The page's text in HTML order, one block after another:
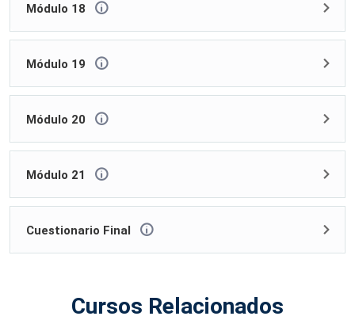
Módulo 18
Módulo 19
Módulo 20
Módulo 21
Cuestionario Final
Cursos Relacionados